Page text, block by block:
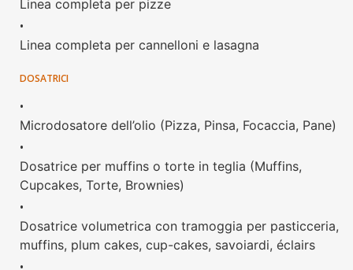
Linea completa per pizze
•
Linea completa per cannelloni e lasagna
DOSATRICI
•
Microdosatore dell’olio (Pizza, Pinsa, Focaccia, Pane)
•
Dosatrice per muffins o torte in teglia (Muffins,
Cupcakes, Torte, Brownies)
•
Dosatrice volumetrica con tramoggia per pasticceria,
muffins, plum cakes, cup-cakes, savoiardi, éclairs